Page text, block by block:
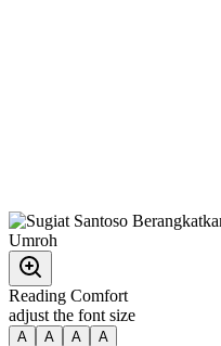
Reading Comfort
adjust the font size
A A A A